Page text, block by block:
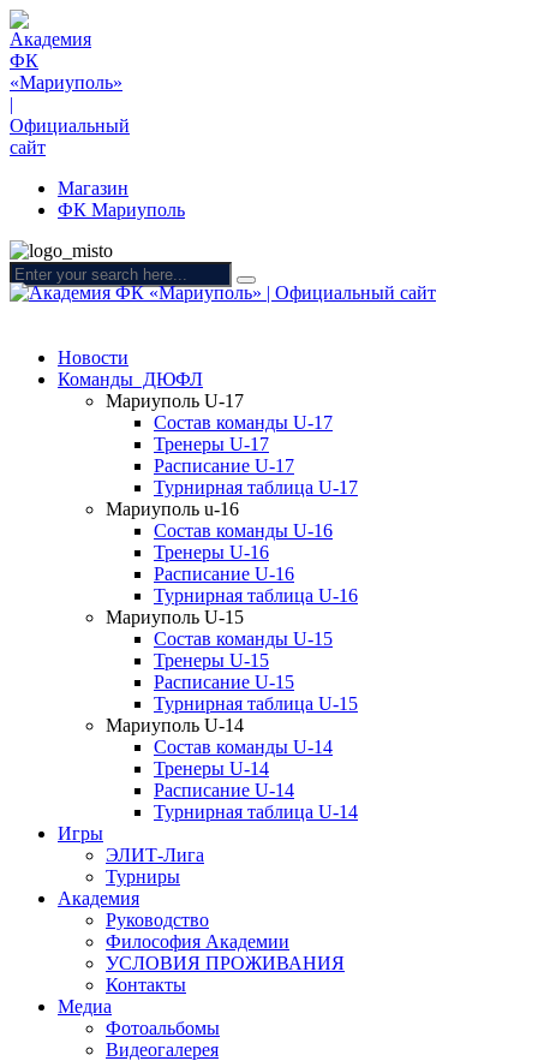
Магазин
ФК Мариуполь
Новости
Команды ДЮФЛ
Мариуполь U-17
Состав команды U-17
Тренеры U-17
Расписание U-17
Турнирная таблица U-17
Мариуполь u-16
Состав команды U-16
Тренеры U-16
Расписание U-16
Турнирная таблица U-16
Мариуполь U-15
Состав команды U-15
Тренеры U-15
Расписание U-15
Турнирная таблица U-15
Мариуполь U-14
Состав команды U-14
Тренеры U-14
Расписание U-14
Турнирная таблица U-14
Игры
ЭЛИТ-Лига
Турниры
Академия
Руководство
Философия Академии
УСЛОВИЯ ПРОЖИВАНИЯ
Контакты
Медиа
Фотоальбомы
Видеогалерея